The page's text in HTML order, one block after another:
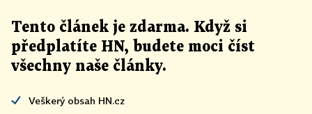
Tento článek je zdarma. Když si
předplatíte HN, budete moci číst
všechny naše články.
Veškerý obsah HN.cz